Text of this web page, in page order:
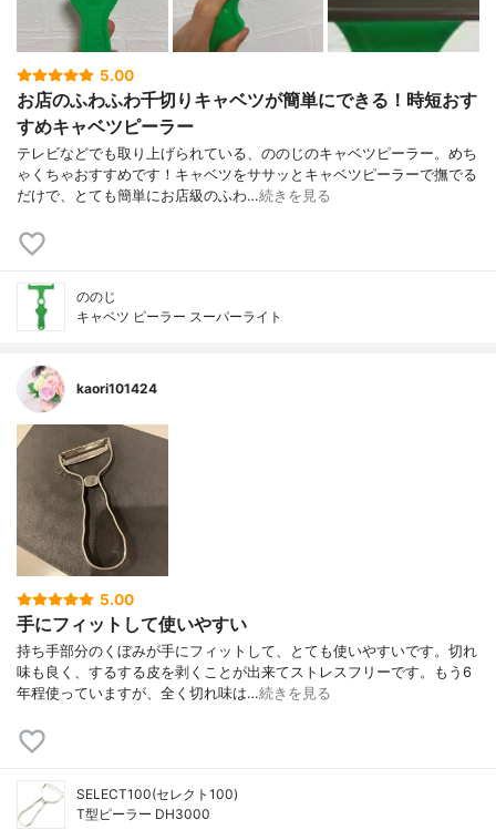
5.00
お店のふわふわ千切りキャベツが簡単にできる！時短おす
すめキャベツピーラー
テレビなどでも取り上げられている、ののじのキャベツピーラー。めち
ゃくちゃおすすめです！キャベツをササッとキャベツピーラーで撫でる
だけで、とても簡単にお店級のふわ…続きを見る
ののじ
キャベツ ピーラー スーパーライト
kaori101424
5.00
手にフィットして使いやすい
持ち手部分のくぼみが手にフィットして、とても使いやすいです。切れ
味も良く、するする皮を剥くことが出来てストレスフリーです。もう6
年程使っていますが、全く切れ味は…続きを見る
SELECT100(セレクト100)
T型ピーラー DH3000